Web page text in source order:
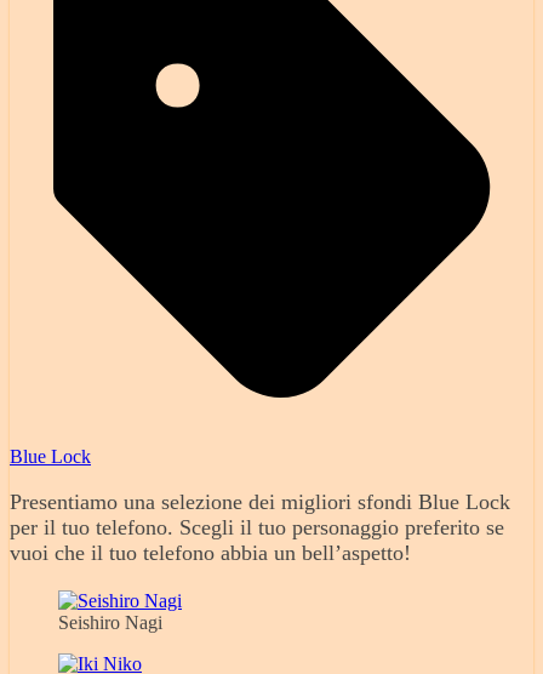
Blue Lock
Presentiamo una selezione dei migliori sfondi Blue Lock
per il tuo telefono. Scegli il tuo personaggio preferito se
vuoi che il tuo telefono abbia un bell’aspetto!
Seishiro Nagi